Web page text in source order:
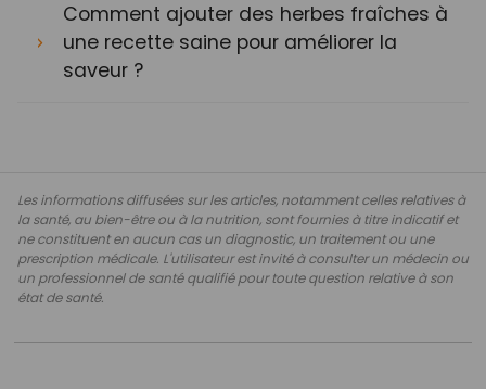
Comment ajouter des herbes fraîches à
une recette saine pour améliorer la
saveur ?
Les informations diffusées sur les articles, notamment celles relatives à
la santé, au bien-être ou à la nutrition, sont fournies à titre indicatif et
ne constituent en aucun cas un diagnostic, un traitement ou une
prescription médicale. L'utilisateur est invité à consulter un médecin ou
un professionnel de santé qualifié pour toute question relative à son
état de santé.